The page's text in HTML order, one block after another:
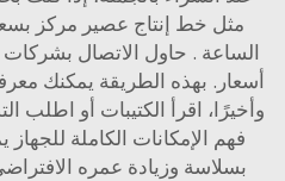
. حاول الاتصال بشركات
بهذه الطريقة يمكنك معرفة
اقرأ الكتيبات أو اطلب
الإمكانات الكاملة للجهاز
وزيادة عمره الافتراضي.